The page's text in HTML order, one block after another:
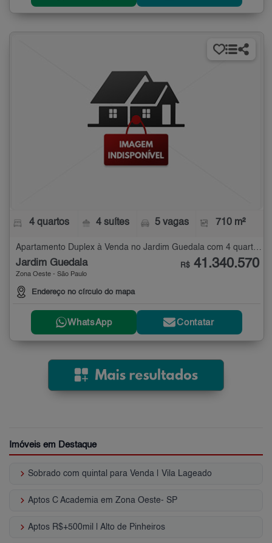
4 quartos 4 suítes 5 vagas 710 m²
Apartamento Duplex à Venda no Jardim Guedala com 4 quartos - 710 m²
Jardim Guedala
Zona Oeste - São Paulo
Endereço no círculo do mapa
R$ 41.340.570
WhatsApp Contatar
Imóveis em Destaque
keyboard_arrow_right Sobrado com quintal para Venda | Vila Lageado
keyboard_arrow_right Aptos C Academia em Zona Oeste- SP
keyboard_arrow_right Aptos R$+500mil | Alto de Pinheiros